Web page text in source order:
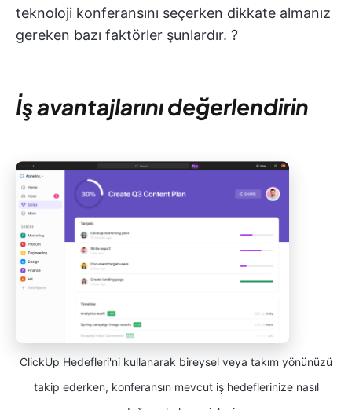
teknoloji konferansını seçerken dikkate almanız
gereken bazı faktörler şunlardır. ?
İş avantajlarını değerlendirin
ClickUp Hedefleri'ni kullanarak bireysel veya takım yönünüzü
takip ederken, konferansın mevcut iş hedeflerinize nasıl